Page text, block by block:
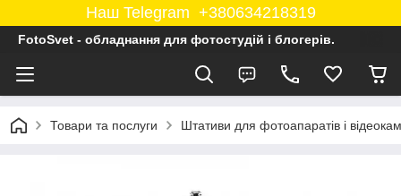
Наш Telegram +380634218319
FotoSvet - обладнання для фотостудій і блогерів.
Товари та послуги Штативи для фотоапаратів і